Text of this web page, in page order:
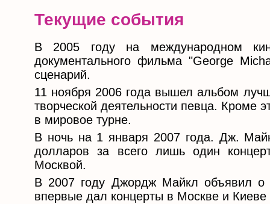
Текущие события
В 2005 году на международном
документального фильма "George
сценарий.
11 ноября 2006 года вышел альбом
творческой деятельности певца. Кроме
в мировое турне.
В ночь на 1 января 2007 года. Дж.
долларов за всего лишь один
Москвой.
В 2007 году Джордж Майкл объявил о
впервые дал концерты в Москве и Киеве